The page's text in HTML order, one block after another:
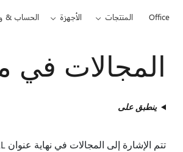
Office المنتجات الأجهزة الحساب &
المجالات في
ينطبق على